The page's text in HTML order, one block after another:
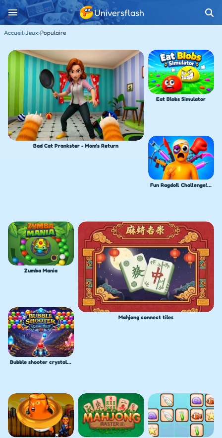
Universflash
Accueil›Jeux›Populaire
Bad Cat Prankster - Mom's Return
Eat Blobs Simulator
Fun Ragdoll Challenge! Mini Games Collection!
Zumba Mania
Bubble shooter crystal hunt
Mahjong connect tiles